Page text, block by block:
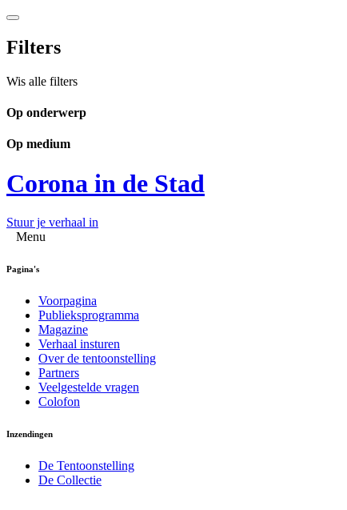
Filters
Wis alle filters
Op onderwerp
Op medium
Corona in de Stad
Stuur je verhaal in
Menu
Pagina's
Voorpagina
Publieksprogramma
Magazine
Verhaal insturen
Over de tentoonstelling
Partners
Veelgestelde vragen
Colofon
Inzendingen
De Tentoonstelling
De Collectie